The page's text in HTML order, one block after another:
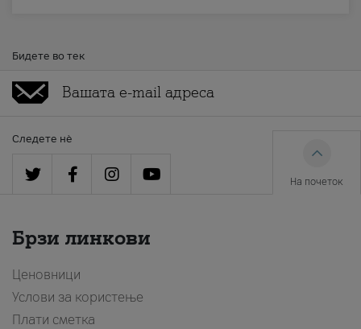
Бидете во тек
Следете нè
На почеток
Брзи линкови
Ценовници
Услови за користење
Плати сметка